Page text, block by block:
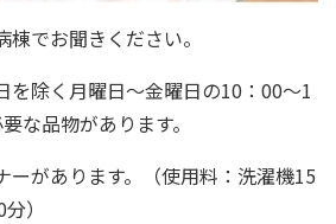
でお聞きください。
除く月曜日～金曜日の10：00～1
な品物があります。
があります。（使用料：洗濯機15
）